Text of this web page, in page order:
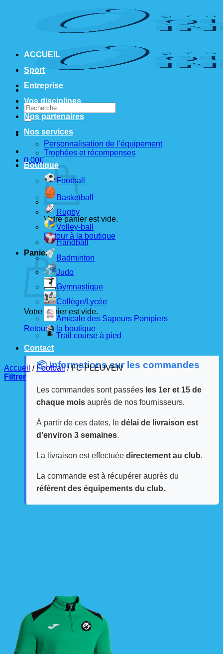
Recherche
pour :
0,00€
Votre panier est vide.
Retour à la boutique
Panier
Votre panier est vide.
Retour à la boutique
📦 Informations sur les commandes
Les commandes sont passées les 1er et 15 de
chaque mois auprès de nos fournisseurs.
À partir de ces dates, le délai de livraison est
d'environ 3 semaines.
La livraison est effectuée directement au club.
La commande est à récupérer auprès du
référent des équipements du club.
ACCUEIL
Sport
Entreprise
Vos disciplines
Nos partenaires
Nos services
Personnalisation de l’équipement
Trophées et récompenses
Boutique
Football
Basketball
Rugby
Volley-ball
Handball
Badminton
Judo
Gymnastique
Collège/Lycée
Amicale des Sapeurs Pompiers
Trail course à pied
Contact
Accueil / Football /FC PLEUVEN
Filtrer